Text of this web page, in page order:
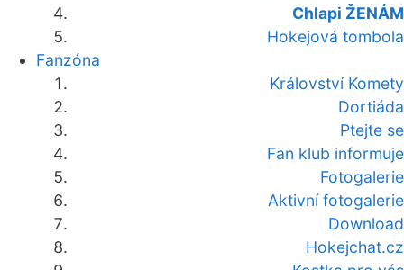
Chlapi ŽENÁM
Hokejová tombola
Fanzóna
Království Komety
Dortiáda
Ptejte se
Fan klub informuje
Fotogalerie
Aktivní fotogalerie
Download
Hokejchat.cz